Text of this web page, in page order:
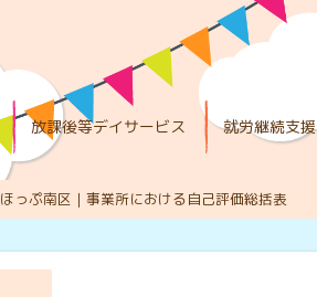
放課後等デイサービス 就労継続支援
ほっぷ南区｜事業所における自己評価総括表